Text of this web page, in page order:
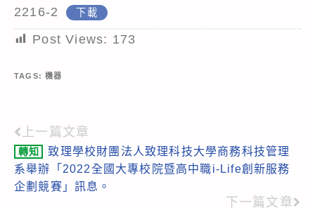
2216-2 下載
Post Views: 173
TAGS:機器
Read
more
articles
上一篇文章
轉知
致理學校財團法人致理科技大學商務科技管理
系舉辦「2022全國大專校院暨高中職i-Life創新服務
企劃競賽」訊息。
下一篇文章